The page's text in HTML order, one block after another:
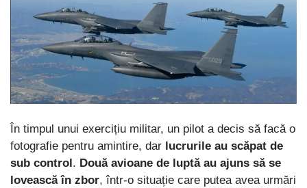
În timpul unui exercițiu militar, un pilot a decis să facă o
fotografie pentru amintire, dar lucrurile au scăpat de
sub control. Două avioane de luptă au ajuns să se
lovească în zbor, într-o situație care putea avea urmări